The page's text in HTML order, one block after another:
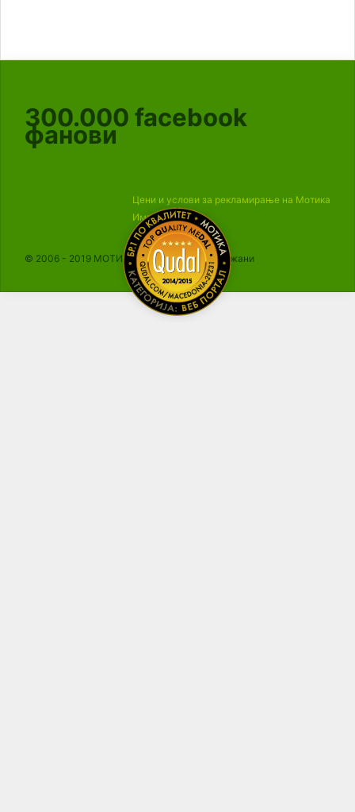
300.000 facebook
фанови
Цени и услови за рекламирање на Мотика
Импресум
© 2006 - 2019 МОТИКА, Сите права се задржани